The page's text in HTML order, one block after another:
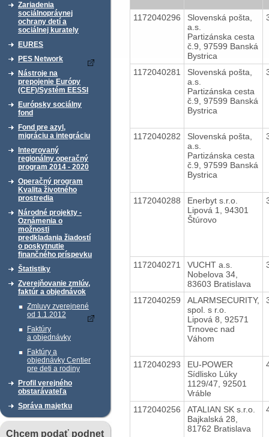
Zariadenia
sociálnoprávnej
ochrany detí a
sociálnej kurately
EURES
PES Network
Nástroje na
prepojenie Európy
(CEF)/Systém EESSI
Európsky sociálny
fond
Fond pre azyl,
migráciu a integráciu
Integrovaný
regionálny operačný
program 2014 - 2020
Operačný program
Kvalita životného
prostredia
Národné projekty -
Oznámenia o
možnosti
predkladania žiadostí
o poskytnutie
finančného príspevku
Štatistiky
Zverejňovanie zmlúv,
faktúr a objednávok
Zmluvy zverejnené
od 1.1.2012
Faktúry
a objednávky
Faktúry a
objednávky Centier
pre deti a rodiny
Profil verejného
obstarávateľa
Správa majetku
Chcem podať podnet
1172040296
Slovenská pošta,
a.s.
Partizánska cesta
č.9, 97599 Banská
Bystrica
1172040281
Slovenská pošta,
a.s.
Partizánska cesta
č.9, 97599 Banská
Bystrica
1172040282
Slovenská pošta,
a.s.
Partizánska cesta
č.9, 97599 Banská
Bystrica
1172040288
Enerbyt s.r.o.
Lipová 1, 94301
Štúrovo
1172040271
VUCHT a.s.
Nobelova 34,
83603 Bratislava
1172040259
ALARMSECURITY,
spol. s r.o.
Lipová 8, 92571
Trnovec nad
Váhom
1172040293
EU-POWER
Sídlisko Lúky
1129/47, 92501
Vráble
1172040256
ATALIAN SK s.r.o.
Bajkalská 28,
81762 Bratislava